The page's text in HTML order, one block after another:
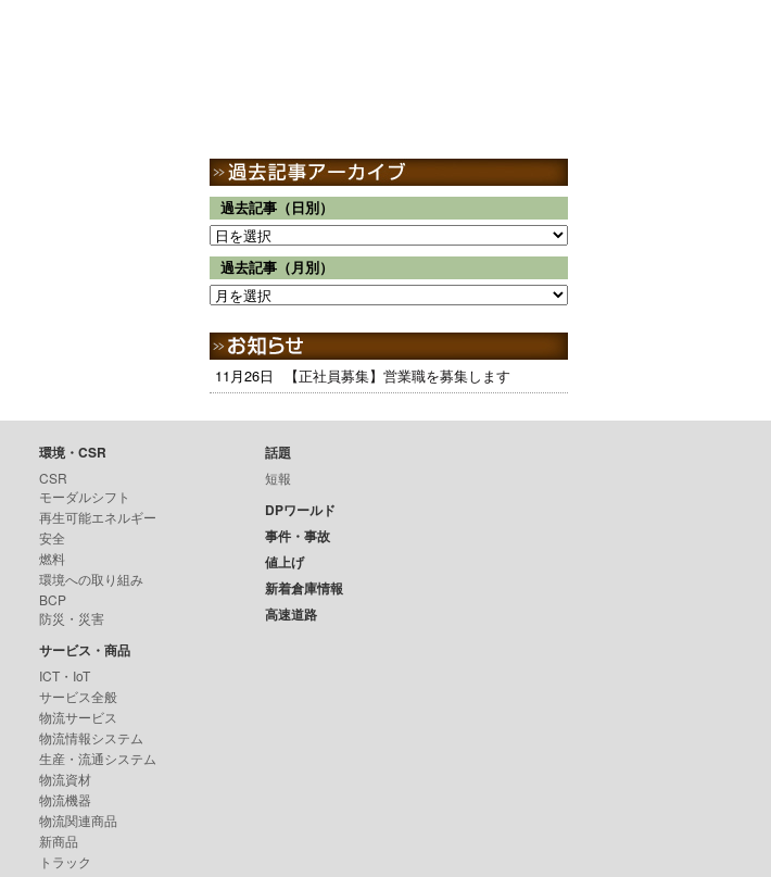
過去記事（日別）
過去記事（月別）
11月26日 【正社員募集】営業職を募集します
環境・CSR
CSR
モーダルシフト
再生可能エネルギー
安全
燃料
環境への取り組み
BCP
防災・災害
サービス・商品
ICT・IoT
サービス全般
物流サービス
物流情報システム
生産・流通システム
物流資材
物流機器
物流関連商品
新商品
トラック
話題
短報
DPワールド
事件・事故
値上げ
新着倉庫情報
高速道路